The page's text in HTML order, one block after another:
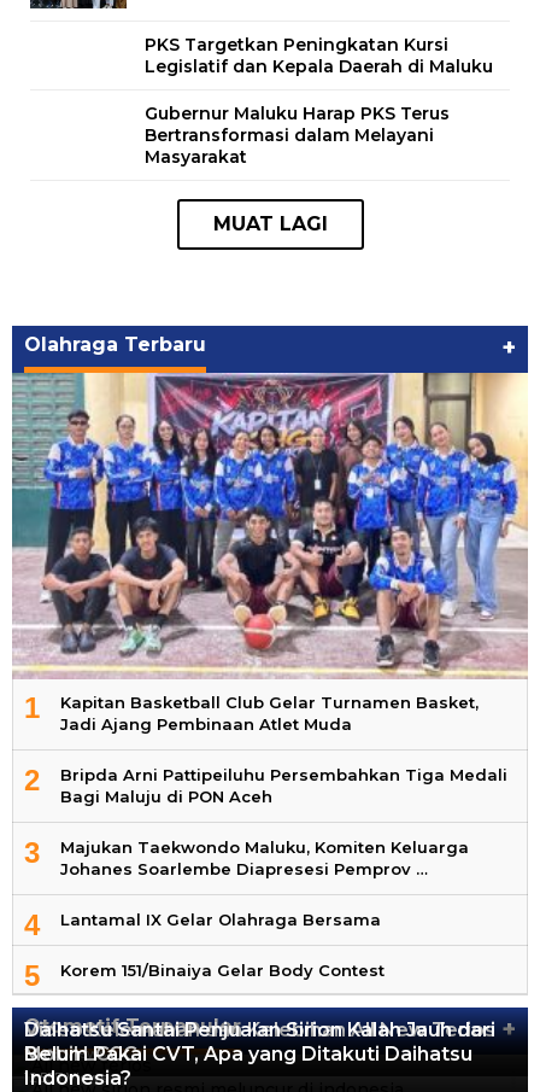
PKS Targetkan Peningkatan Kursi
Legislatif dan Kepala Daerah di Maluku
Gubernur Maluku Harap PKS Terus
Bertransformasi dalam Melayani
Masyarakat
Olahraga Terbaru +
1
Kapitan Basketball Club Gelar Turnamen Basket,
Jadi Ajang Pembinaan Atlet Muda
2
Bripda Arni Pattipeiluhu Persembahkan Tiga Medali
Bagi Maluju di PON Aceh
3
Majukan Taekwondo Maluku, Komiten Keluarga
Johanes Soarlembe Diapresesi Pemprov …
4 Lantamal IX Gelar Olahraga Bersama
5 Korem 151/Binaiya Gelar Body Contest
Otomotif Terpopuler +
Video Kelemahan dan Kelebihan All New Terios
13.418 Views
Daihatsu Santai Penjualan Sirion Kalah Jauh dari
Mobil LCGC
12.557 Views
Belum Pakai CVT, Apa yang Ditakuti Daihatsu
Indonesia?